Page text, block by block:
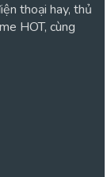
thoại hay, thủ
HOT, cùng